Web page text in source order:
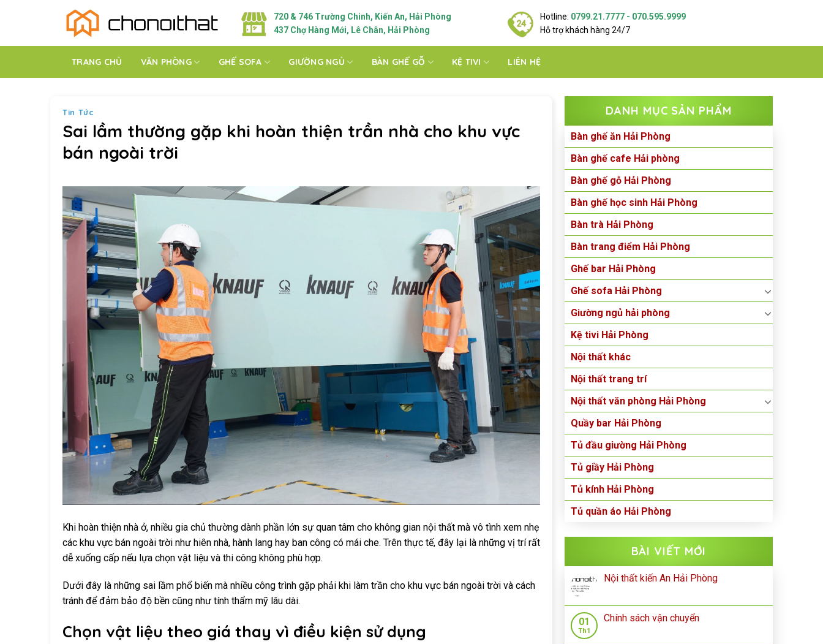
720 & 746 Trường Chinh, Kiến An, Hải Phòng
437 Chợ Hàng Mới, Lê Chân, Hải Phòng
Hotline: 0799.21.7777 - 070.595.9999
Hỗ trợ khách hàng 24/7
TRANG CHỦ VĂN PHÒNG GHẾ SOFA GIƯỜNG NGỦ BÀN GHẾ GỖ KỆ TIVI LIÊN HỆ
Tin Tức
Sai lầm thường gặp khi hoàn thiện trần nhà cho khu vực
bán ngoài trời
Khi hoàn thiện nhà ở, nhiều gia chủ thường dành phần lớn sự quan tâm cho không gian nội thất mà vô tình xem nhẹ
các khu vực bán ngoài trời như hiên nhà, hành lang hay ban công có mái che. Trên thực tế, đây lại là những vị trí rất
dễ xuống cấp nếu lựa chọn vật liệu và thi công không phù hợp.
Dưới đây là những sai lầm phổ biến mà nhiều công trình gặp phải khi làm trần cho khu vực bán ngoài trời và cách
tránh để đảm bảo độ bền cũng như tính thẩm mỹ lâu dài.
Chọn vật liệu theo giá thay vì điều kiện sử dụng
DANH MỤC SẢN PHẨM
Bàn ghế ăn Hải Phòng
Bàn ghế cafe Hải phòng
Bàn ghế gỗ Hải Phòng
Bàn ghế học sinh Hải Phòng
Bàn trà Hải Phòng
Bàn trang điểm Hải Phòng
Ghế bar Hải Phòng
Ghế sofa Hải Phòng
Giường ngủ hải phòng
Kệ tivi Hải Phòng
Nội thất khác
Nội thất trang trí
Nội thất văn phòng Hải Phòng
Quầy bar Hải Phòng
Tủ đầu giường Hải Phòng
Tủ giầy Hải Phòng
Tủ kính Hải Phòng
Tủ quần áo Hải Phòng
BÀI VIẾT MỚI
Nội thất kiến An Hải Phòng
01
Th1
Chính sách vận chuyển